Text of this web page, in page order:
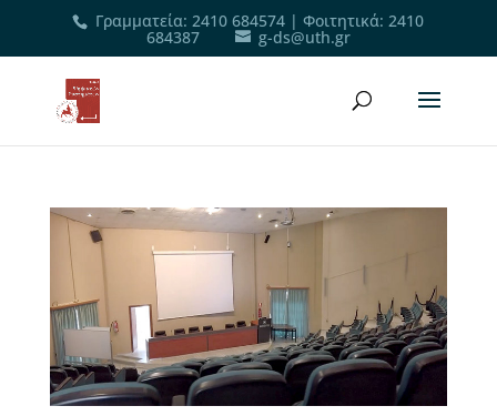
Γραμματεία: 2410 684574 |Φοιτητικά: 2410
684387 g-ds@uth.gr